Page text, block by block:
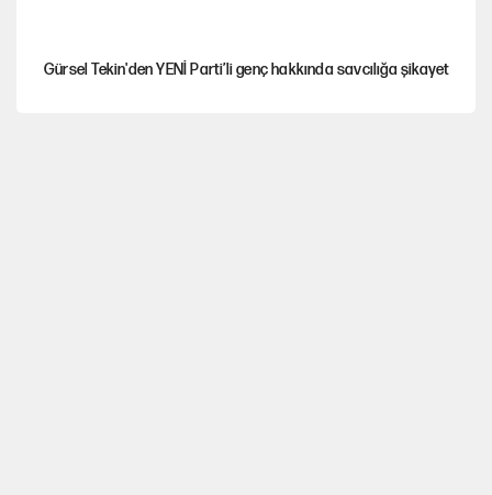
Gürsel Tekin'den YENİ Parti’li genç hakkında savcılığa şikayet